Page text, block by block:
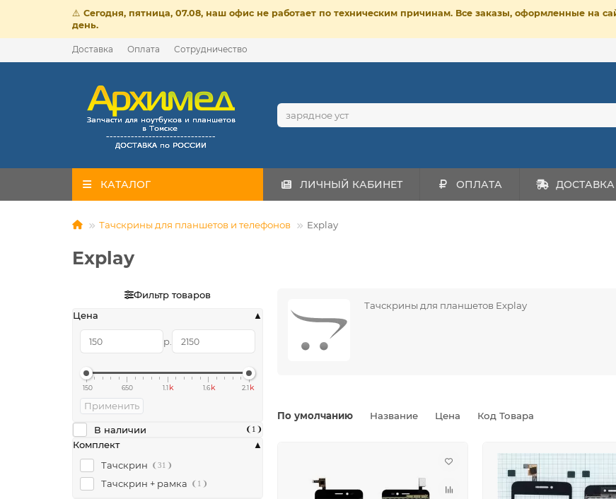
⚠️ Сегодня, пятница, 07.08, наш офис не работает по техническим причинам. Все заказы, оформленные на
день.
Доставка Оплата Сотрудничество
КАТАЛОГ ЛИЧНЫЙ КАБИНЕТ ОПЛАТА ДОСТАВКА
Тачскрины для планшетов и телефонов Explay
Explay
Фильтр товаров
Цена
р.
150 650 1.1k 1.6 k 2.1 k
Применить
В наличии 1
Комплект
Тачскрин
31
Тачскрин + рамка 1
Тачскрины для планшетов Explay
По умолчанию Название Цена Код Товара